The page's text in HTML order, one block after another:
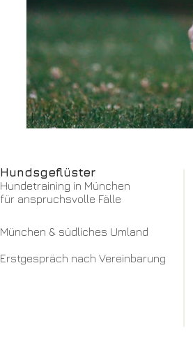
Hundsgeflüster
Hundetraining in München
für anspruchsvolle Fälle
München & südliches Umland
Erstgespräch nach Vereinbarung